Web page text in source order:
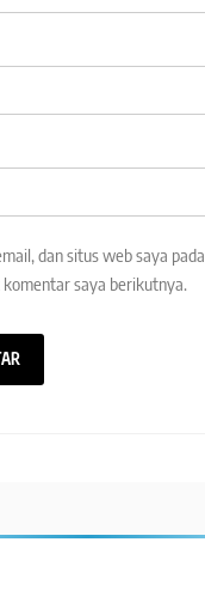
dan situs web saya pada
saya berikutnya.